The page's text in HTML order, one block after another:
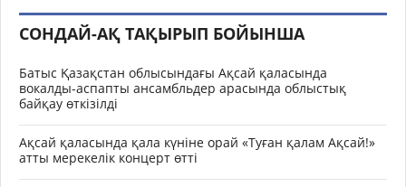
СОНДАЙ-АҚ ТАҚЫРЫП БОЙЫНША
Батыс Қазақстан облысындағы Ақсай қаласында
вокалды-аспапты ансамбльдер арасында облыстық
байқау өткізілді
Ақсай қаласында қала күніне орай «Туған қалам Ақсай!»
атты мерекелік концерт өтті